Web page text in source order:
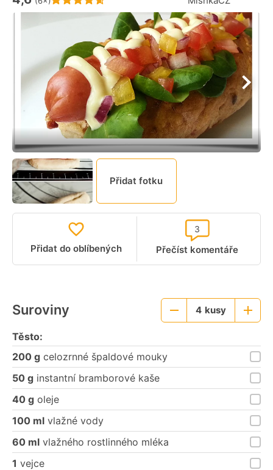
Přidat fotku
Přidat do oblíbených Přečíst komentáře
3
Suroviny
Menší4 kusy
Větší
Těsto:
200 g celozrnné špaldové mouky
50 g instantní bramborové kaše
40 g oleje
100 ml vlažné vody
60 ml vlažného rostlinného mléka
1 vejce